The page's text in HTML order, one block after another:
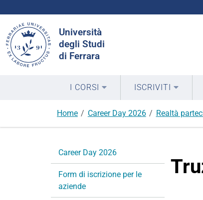
Università
degli Studi
di Ferrara
nel
sito
I CORSI ISCRIVITI
Home Career Day 2026 Realtà
g
Career Day 2026
Form di iscrizione per le
aziende